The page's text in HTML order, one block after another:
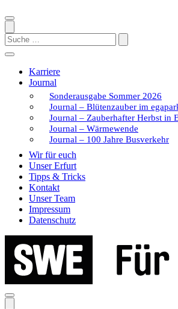
Search
Karriere
Journal
Sonderausgabe Sommer 2026
Journal – Blütenzauber im
Journal – Zauberhafter Herbst in
Journal – Wärmewende
Journal – 100 Jahre Busverkehr
Wir für euch
Unser Erfurt
Tipps & Tricks
Kontakt
Unser Team
Impressum
Datenschutz